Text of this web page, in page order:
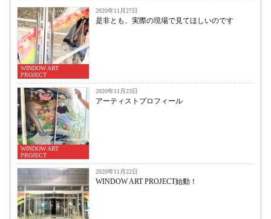
WINDOW ART
PROJECT
2020年11月27日
是非とも、実際の現場で見てほしいのです
WINDOW ART
PROJECT
2020年11月23日
アーティストプロフィール
2020年11月22日
WINDOW ART PROJECT始動！